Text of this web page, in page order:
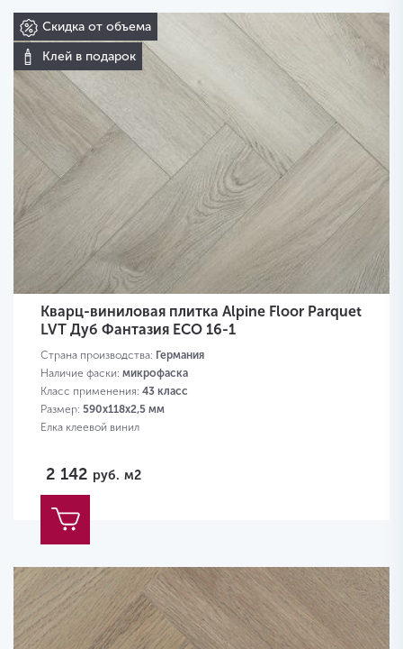
Скидка от объема
Клей в подарок
Кварц-виниловая плитка Alpine Floor Parquet
LVT Дуб Фантазия ЕСО 16-1
Страна производства: Германия
Наличие фаски: микрофаска
Класс применения: 43 класс
Размер: 590х118х2,5 мм
Елка клеевой винил
2 142 руб. м2